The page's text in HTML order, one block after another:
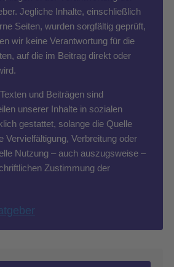
Jegliche Inhalte, einschließlich
Seiten, wurden sorgfältig geprüft,
wir keine Verantwortung für die
auf die im Beitrag direkt oder
und Beiträgen sind
unserer Inhalte in sozialen
gestattet, solange die Quelle
Vervielfältigung, Verbreitung oder
Nutzung – auch auszugsweise –
Zustimmung der